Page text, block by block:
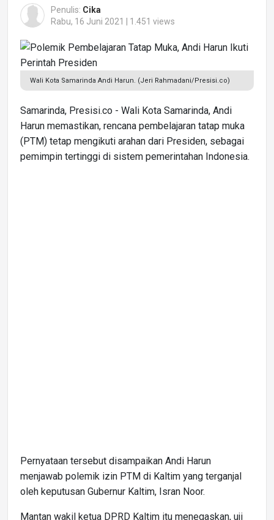
Penulis: Cika
Rabu, 16 Juni 2021 | 1.451 views
Wali Kota Samarinda Andi Harun. (Jeri Rahmadani/Presisi.co)
Samarinda, Presisi.co - Wali Kota Samarinda, Andi
Harun memastikan, rencana pembelajaran tatap muka
(PTM) tetap mengikuti arahan dari Presiden, sebagai
pemimpin tertinggi di sistem pemerintahan Indonesia.
Pernyataan tersebut disampaikan Andi Harun
menjawab polemik izin PTM di Kaltim yang terganjal
oleh keputusan Gubernur Kaltim, Isran Noor.
Mantan wakil ketua DPRD Kaltim itu menegaskan, uji